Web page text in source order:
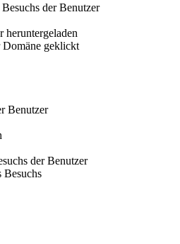
der Benutzer
heruntergeladen
Domäne geklickt
Benutzer
der Benutzer
Besuchs